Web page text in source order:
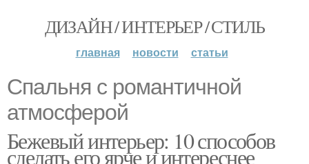
ДИЗАЙН / ИНТЕРЬЕР / СТИЛЬ
главная новости статьи
Спальня с романтичной
атмосферой
Бежевый интерьер: 10 способов
сделать его ярче и интереснее